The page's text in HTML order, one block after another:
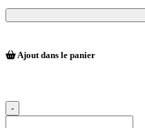
Loading...
Loading...
Ajout dans le panier
-